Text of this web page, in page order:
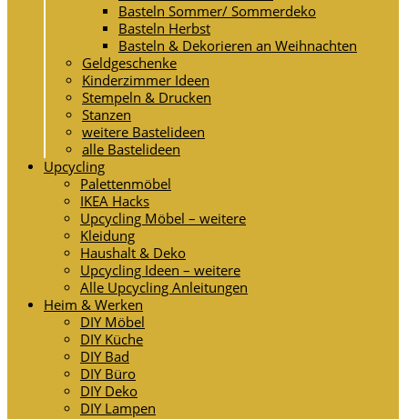
Basteln Sommer/ Sommerdeko
Basteln Herbst
Basteln & Dekorieren an Weihnachten
Geldgeschenke
Kinderzimmer Ideen
Stempeln & Drucken
Stanzen
weitere Bastelideen
alle Bastelideen
Upcycling
Palettenmöbel
IKEA Hacks
Upcycling Möbel – weitere
Kleidung
Haushalt & Deko
Upcycling Ideen – weitere
Alle Upcycling Anleitungen
Heim & Werken
DIY Möbel
DIY Küche
DIY Bad
DIY Büro
DIY Deko
DIY Lampen